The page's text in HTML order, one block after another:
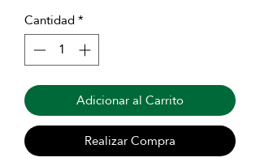
Cantidad*
Adicionar al Carrito
Realizar Compra